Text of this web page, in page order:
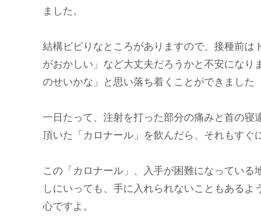
ました。
結構ビビりなところがありますので、接種前
がおかしい」など大丈夫だろうかと不安にな
のせいかな」と思い落ち着くことができました
一日たって、注射を打った部分の痛みと首の寝
頂いた「カロナール」を飲んだら、それもすぐ
この「カロナール」、入手が困難になってい
しにいっても、手に入れられないこともある
心ですよ。